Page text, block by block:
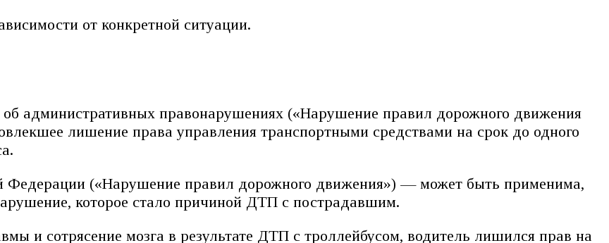
от конкретной ситуации.
об административных правонарушениях («Нарушение правил дорожного движения
лишение права управления транспортными средствами на срок до одного
Федерации («Нарушение правил дорожного движения») — может быть применима,
которое стало причиной ДТП с пострадавшим.
и сотрясение мозга в результате ДТП с троллейбусом, водитель лишился прав на